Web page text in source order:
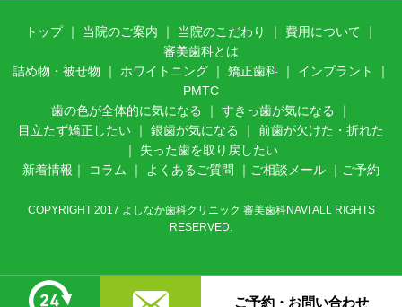
ご予約・お問い合わせ
トップ｜ 当院のご案内 ｜ 当 院のこだわり ｜ 費用について ｜
審美歯科とは
詰め物・被せ物 ｜ ホワイトニング ｜ 矯正歯科 ｜ インプラント
｜
PMTC
歯の色が全体的に気になる
｜ すきっ歯が気になる
｜
目立たず矯正したい ｜ 銀歯が気になる ｜ 前歯が欠けた・折れた
｜ 失った歯を取り戻したい
新着情報 ｜ コラム ｜ よくあるご質問 ｜ ご相談メール ｜ ご予約
COPYRIGHT 2017 よしなか歯科クリニック 審美歯科NAVI ALL RIGHTS
RESERVED.